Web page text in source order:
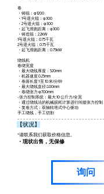
卷
・铸辊：φ1200
・1号退火辊：φ300
・2号退火辊：φ300
・起飞滑跑距离：φ300
・铸造辊：2.2kW
1号退火辊：0.75千瓦
2号退火辊：0.75千瓦
・起飞滑跑距离：0.75kW
绕线机
卷绕宽度
・最大绕线厚度：520mm
・机器速度 0.25mm
・卷面长度 1 至 10 米/分钟
・最大绕线直径 800mm
・卷绕张力 φ700mm
- 张力控制系统：最大 10 公斤力/全宽
・通过绕线法的机械损耗计算进行间接张力控制
・复卷方式：双轴转塔式中心驱动
手工绕线，手工切割
【状况】
*请联系我们获取价格信息。
・现状出售，无保修
询问